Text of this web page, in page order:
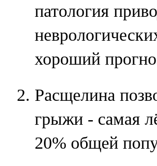
патология
хороший
Расщелина
грыжи - самая
20% общей